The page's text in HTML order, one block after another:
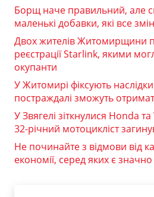
Борщ наче правильний, але
маленькі добавки, які все
Двох жителів Житомирщини
реєстрації Starlink, якими
окупанти
У Житомирі фіксують
постраждалі зможуть
У Звягелі зіткнулися Honda
32-річний мотоцикліст
Не починайте з відмови від
економії, серед яких є